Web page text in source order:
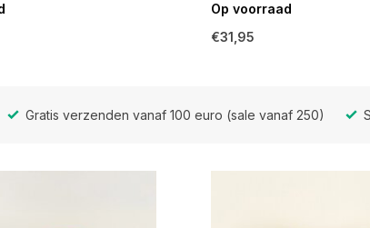
Op voorraad
€31,95
Gratis verzenden vanaf 100 euro (sale vanaf 250)